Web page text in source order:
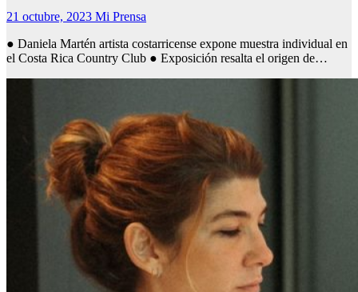
21 octubre, 2023 Mi Prensa
● Daniela Martén artista costarricense expone muestra individual en
el Costa Rica Country Club ● Exposición resalta el origen de…